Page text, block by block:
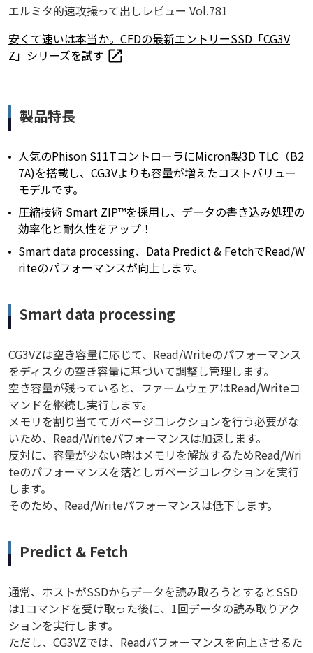
エルミタ的速攻撮って出しレビュー Vol.781
安くて速いは本当か。CFDの最新エントリーSSD「CG3V
Z」シリーズを試す
製品特長
人気のPhison S11TコントローラにMicron製3D TLC（B2
7A)を搭載し、CG3Vよりも容量が増えたコストバリュー
モデルです。
圧縮技術 Smart ZIP™を採用し、データの書き込み処理の
効率化と耐久性をアップ！
Smart data processing、Data Predict & FetchでRead/W
riteのパフォーマンスが向上します。
Smart data processing
CG3VZは空き容量に応じて、Read/Writeのパフォーマンス
をディスクの空き容量に基づいて調整し管理します。
空き容量が残っていると、ファームウェアはRead/Writeコ
マンドを継続し実行します。
メモリを割り当ててガベージコレクションを行う必要がな
いため、Read/Writeパフォーマンスは加速します。
反対に、容量が少ない時はメモリを解放するためRead/Wri
teのパフォーマンスを落としガベージコレクションを実行
します。
そのため、Read/Writeパフォーマンスは低下します。
Predict & Fetch
通常、ホストがSSDからデータを読み取ろうとするとSSD
は1コマンドを受け取った後に、1回データの読み取りアク
ションを実行します。
ただし、CG3VZでは、Readパフォーマンスを向上させるた